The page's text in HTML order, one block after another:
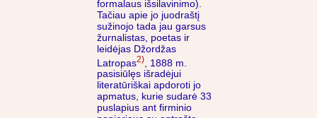
formalaus išsilavinimo).
Tačiau apie jo juodraštį
sužinojo tada jau garsus
žurnalistas, poetas ir
leidėjas Džordžas
Latropas2) , 1888 m.
pasisiūlęs išradėjui
literatūriškai apdoroti jo
apmatus, kurie sudarė 33
puslapius ant firminio